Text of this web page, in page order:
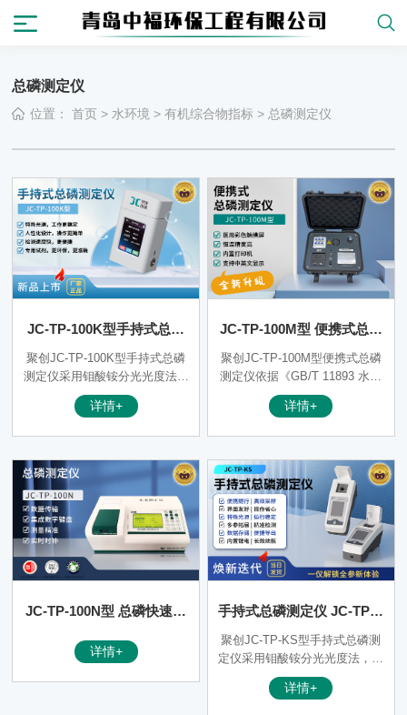
总磷测定仪
位置：首页 > 水环境 >有机综合物指标 > 总磷测定仪
JC-TP-100K型手持式总磷
测定仪
聚创JC-TP-100K型手持式总磷
测定仪采用钼酸铵分光光度法研
发并设计，能快速准确地测量水
中的总磷含量，具有体积小、重
等一般环境水样和中轻度污染废
水水样。
详情+
JC-TP-100M型 便携式总磷
测定仪
聚创JC-TP-100M型便携式总磷
测定仪依据《GB/T 11893 水质
总磷的测定 钼酸铵分光光度
法》设计并开发，能准确快速测
和中轻度污染废水水样。可广泛
应用于环保监测站、污水处理
厂、大专院校、科研院所、石
化、造纸、印染、电子、电力、
钢铁、农业、市政工程等行业。
详情+
JC-TP-100N型 总磷快速测
详情+
手持式总磷测定仪 JC-TP-K
S型
聚创JC-TP-KS型手持式总磷测
定仪采用钼酸铵分光光度法，具
有体积小、重量轻、操作简便、
灵敏度高等特点。可以广泛用于
详情+